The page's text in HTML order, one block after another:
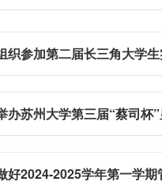
织参加第二届长三角大学
办苏州大学第三届“蔡司杯
好2024-2025学年第一学